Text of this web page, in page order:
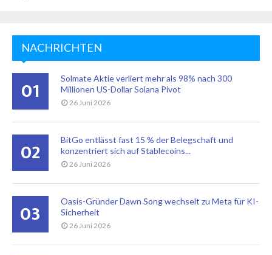
NACHRICHTEN
01
Solmate Aktie verliert mehr als 98% nach 300
Millionen US-Dollar Solana Pivot
26 Juni 2026
02
BitGo entlässt fast 15 % der Belegschaft und
konzentriert sich auf Stablecoins...
26 Juni 2026
03
Oasis-Gründer Dawn Song wechselt zu Meta für KI-
Sicherheit
26 Juni 2026